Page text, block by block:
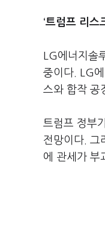
‘트럼프 리스
LG에너지솔
중이다. LG
스와 합작 공
트럼프 정부
전망이다. 그
에 관세가 부